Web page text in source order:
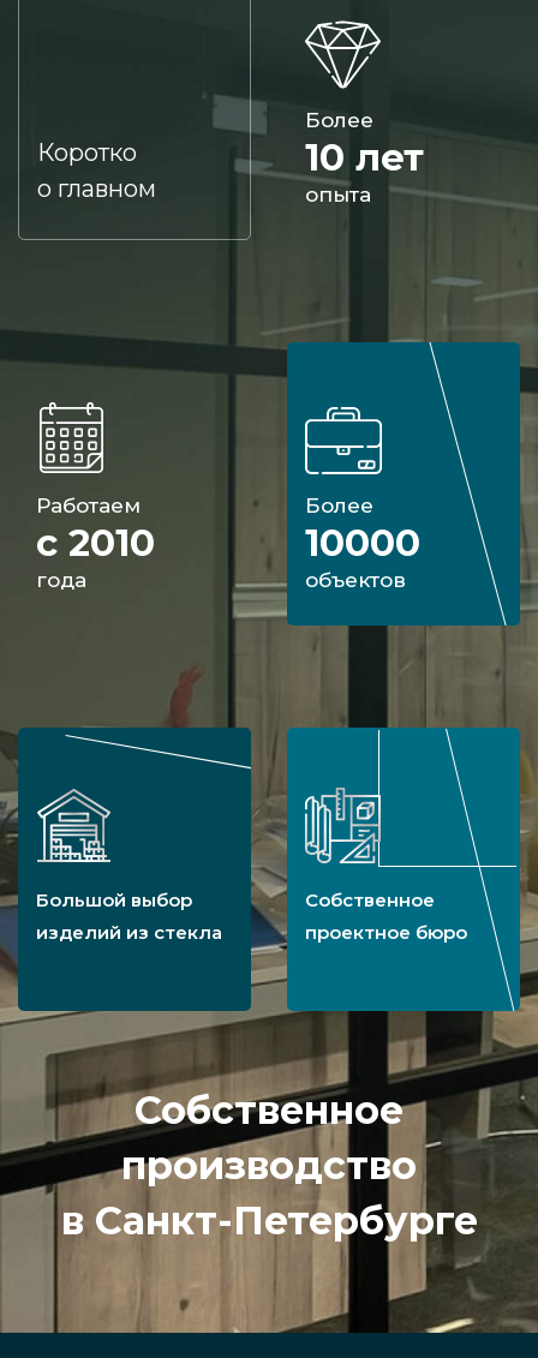
Коротко
о главном
Более
10 лет
опыта
Работаем
с 2010
года
Более
10000
объектов
Большой выбор
изделий из стекла
Собственное
проектное бюро
Собственное
производство
в Санкт-Петербурге